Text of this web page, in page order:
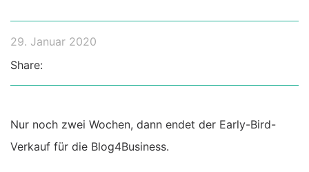
29. Januar 2020
Share:
Nur noch zwei Wochen, dann endet der Early-Bird-
Verkauf für die Blog4Business.